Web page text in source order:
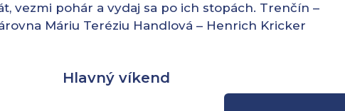
vezmi pohár a vydaj sa po ich stopách. Trenčín –
Máriu Teréziu Handlová – Henrich Kricker
Hlavný víkend